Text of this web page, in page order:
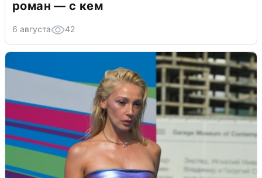
роман — с кем
6 августа 42